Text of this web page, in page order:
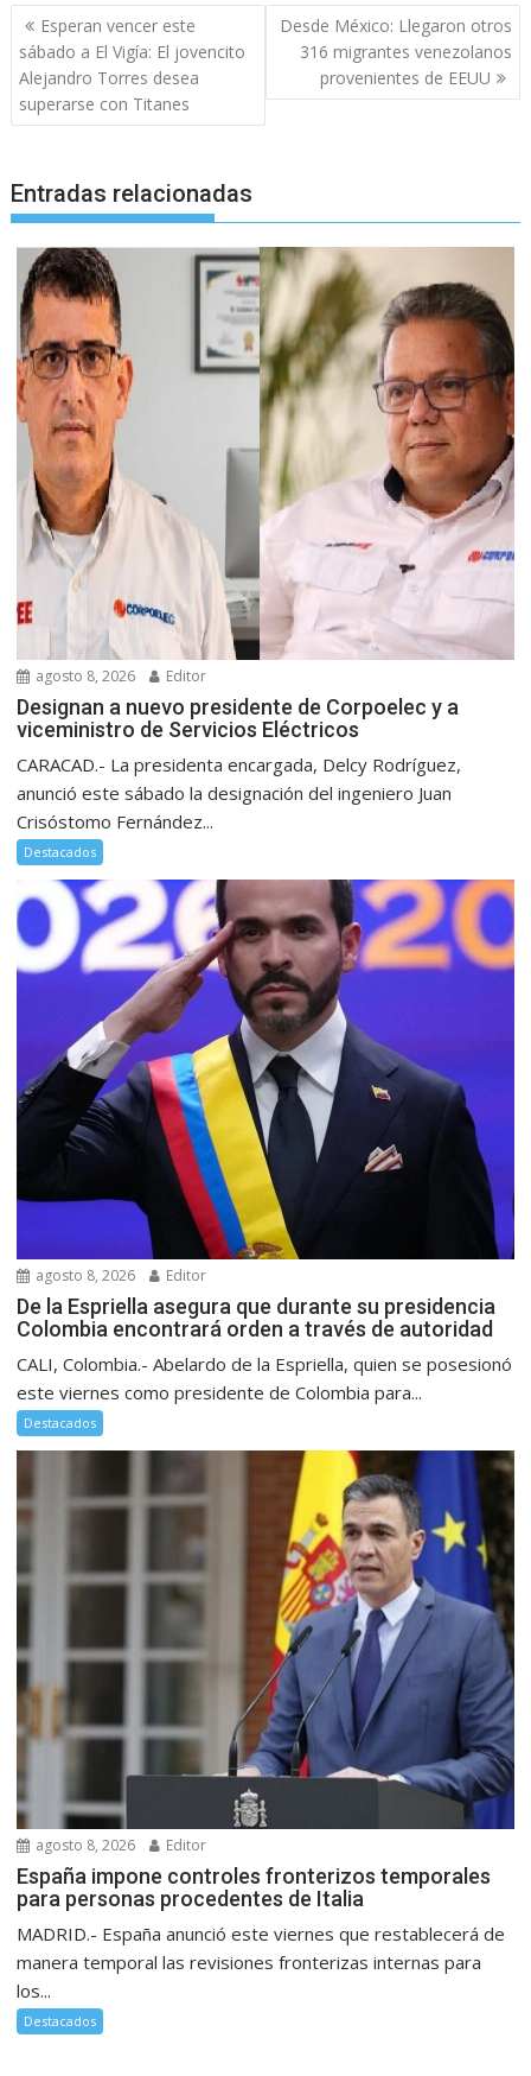
Navegación
de
entradas
Esperan vencer este
sábado a El Vigía: El jovencito
Alejandro Torres desea
superarse con Titanes
Desde México: Llegaron otros
316 migrantes venezolanos
provenientes de EEUU
Entradas relacionadas
agosto 8, 2026 Editor
Designan a nuevo presidente de Corpoelec y a
viceministro de Servicios Eléctricos
CARACAD.- La presidenta encargada, Delcy Rodríguez,
anunció este sábado la designación del ingeniero Juan
Crisóstomo Fernández...
Destacados
agosto 8, 2026 Editor
De la Espriella asegura que durante su presidencia
Colombia encontrará orden a través de autoridad
CALI, Colombia.- Abelardo de la Espriella, quien se posesionó
este viernes como presidente de Colombia para...
Destacados
agosto 8, 2026 Editor
España impone controles fronterizos temporales
para personas procedentes de Italia
MADRID.- España anunció este viernes que restablecerá de
manera temporal las revisiones fronterizas internas para
los...
Destacados